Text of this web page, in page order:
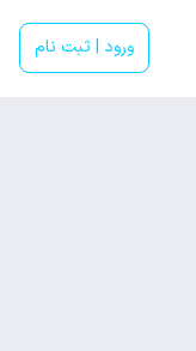
ورود | ثبت نام